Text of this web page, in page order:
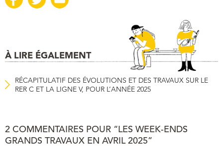
À LIRE ÉGALEMENT
RÉCAPITULATIF DES ÉVOLUTIONS ET DES TRAVAUX SUR LE
RER C ET LA LIGNE V, POUR L’ANNÉE 2025
2 COMMENTAIRES POUR “LES WEEK-ENDS
GRANDS TRAVAUX EN AVRIL 2025”